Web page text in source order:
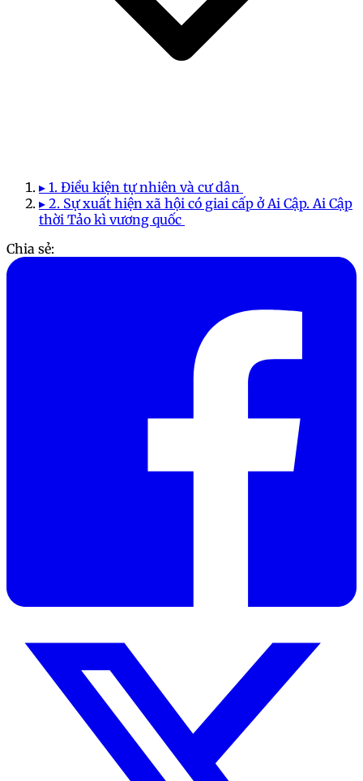
▸ 1. Điều kiện tự nhiên và cư dân
▸ 2. Sự xuất hiện xã hội có giai cấp ở Ai Cập. Ai Cập
thời Tảo kì vương quốc
Chia sẻ: